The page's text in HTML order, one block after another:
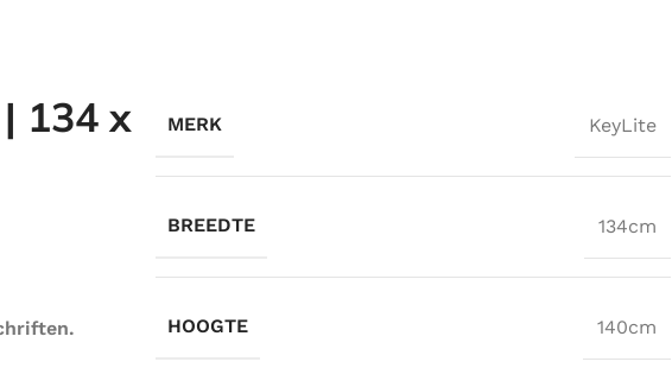
134 x
MERK KeyLite
BREEDTE 134cm
HOOGTE 140cm